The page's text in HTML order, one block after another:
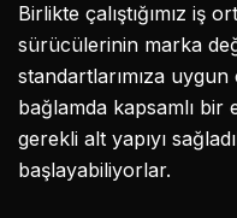
Birlikte çalıştığımız iş
sürücülerinin marka
standartlarımıza
bağlamda kapsamlı bir
gerekli alt yapıyı
başlayabiliyorlar.